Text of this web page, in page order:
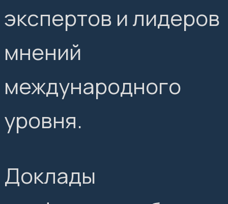
экспертов и лидеров
мнений
международного
уровня.
Доклады